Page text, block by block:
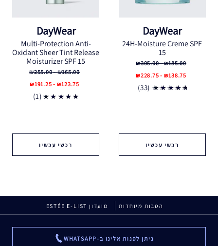
DayWear
24H-Moisture Creme SPF
15
₪185.00 - ₪305.00
₪138.75 - ₪228.75
(33)
רכשי עכשיו
DayWear
Multi-Protection Anti-
Oxidant Sheer Tint Release
Moisturizer SPF 15
₪165.00 - ₪255.00
₪123.75 - ₪191.25
(1)
רכשי עכשיו
הטבות מיוחדות מועדון ESTÉE E-LIST
ניתן לפנות אלינו ב-WHATSAPP ...